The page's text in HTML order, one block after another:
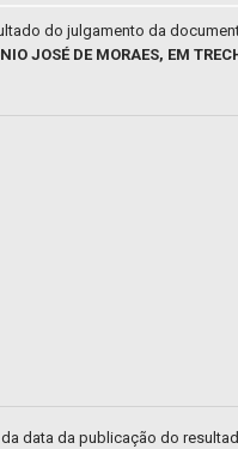
do julgamento da
JOSÉ DE MORAES, EM
data da publicação do